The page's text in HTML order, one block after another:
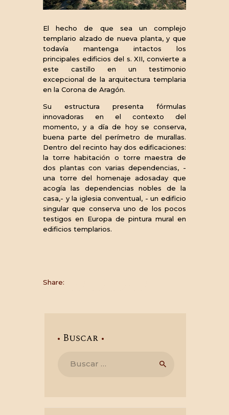
El hecho de que sea un complejo
templario alzado de nueva planta, y que
todavía mantenga intactos los
principales edificios del s. XII, convierte a
este castillo en un testimonio
excepcional de la arquitectura templaria
en la Corona de Aragón.
Su estructura presenta fórmulas
innovadoras en el contexto del
momento, y a día de hoy se conserva,
buena parte del perímetro de murallas.
Dentro del recinto hay dos edificaciones:
la torre habitación o torre maestra de
dos plantas con varias dependencias, -
una torre del homenaje adosaday que
acogía las dependencias nobles de la
casa,- y la iglesia conventual, - un edificio
singular que conserva uno de los pocos
testigos en Europa de pintura mural en
edificios templarios.
Share:
Buscar